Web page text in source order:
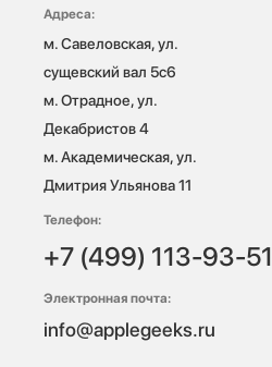
Адреса:
м. Савеловская, ул.
сущевский вал 5с6
м. Отрадное, ул.
Декабристов 4
м. Академическая, ул.
Дмитрия Ульянова 11
Телефон:
+7 (499) 113-93-51
Электронная почта:
info@applegeeks.ru